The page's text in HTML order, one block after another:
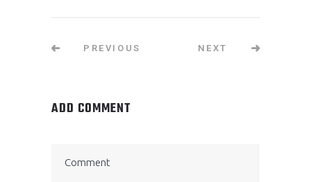
PREVIOUS NEXT
ADD COMMENT